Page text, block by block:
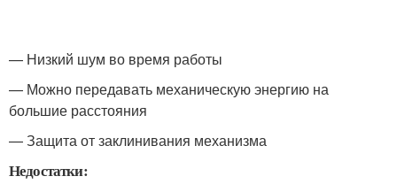
— Низкий шум во время работы
— Можно передавать механическую энергию на
большие расстояния
— Защита от заклинивания механизма
Недостатки: